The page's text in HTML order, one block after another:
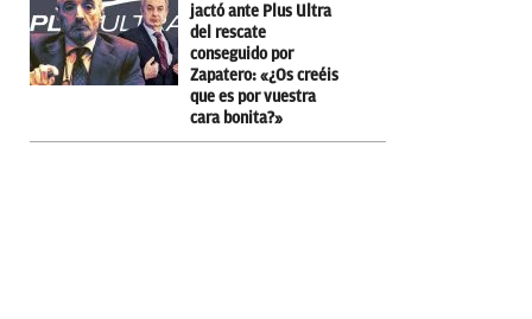
jactó ante Plus Ultra
del rescate
conseguido por
Zapatero: «¿Os creéis
que es por vuestra
cara bonita?»